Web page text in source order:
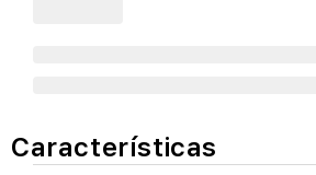
Características